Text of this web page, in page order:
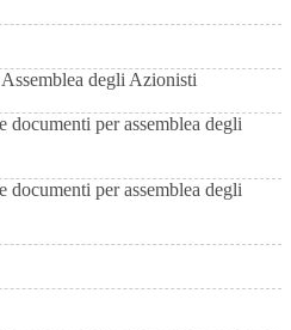
degli Azionisti
documenti per assemblea degli
documenti per assemblea degli